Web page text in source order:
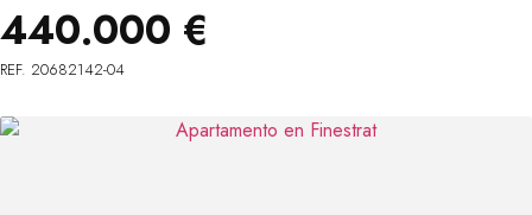
440.000 €
REF. 20682142-04